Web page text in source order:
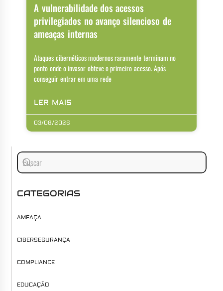
A vulnerabilidade dos acessos
privilegiados no avanço silencioso de
ameaças internas
Ataques cibernéticos modernos raramente terminam no
ponto onde o invasor obteve o primeiro acesso. Após
conseguir entrar em uma rede
LER MAIS
03/08/2026
CATEGORIAS
AMEAÇA
CIBERSEGURANÇA
COMPLIANCE
EDUCAÇÃO